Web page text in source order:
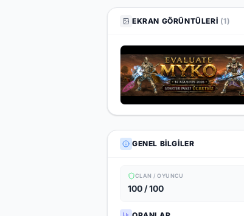
EKRAN GÖRÜNTÜLERI (1)
GENEL BILGILER
CLAN / OYUNCU
100 / 100